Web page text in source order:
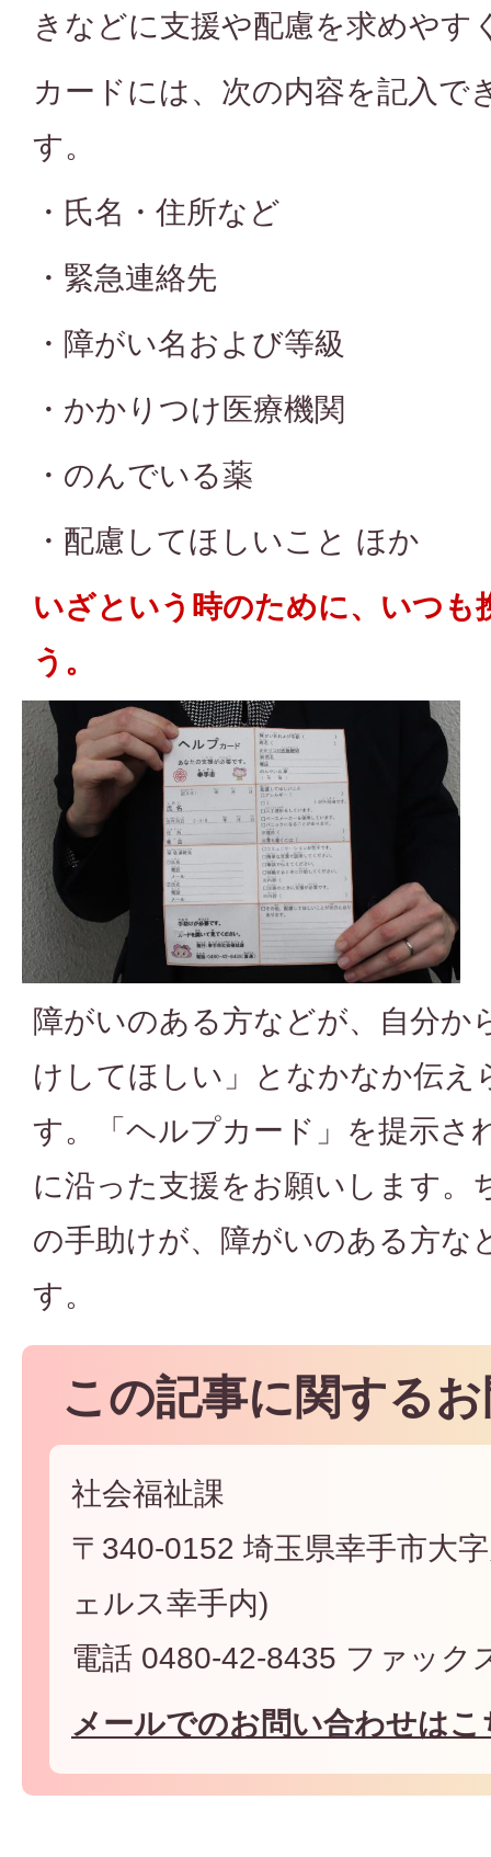
きなどに支援や配慮を求めやす
カードには、次の内容を記入で
す。
・氏名・住所など
・緊急連絡先
・障がい名および等級
・かかりつけ医療機関
・のんでいる薬
・配慮してほしいこと ほか
いざという時のために、いつも
う。
障がいのある方などが、自分か
けしてほしい」となかなか伝え
す。「ヘルプカード」を提示さ
に沿った支援をお願いします。
の手助けが、障がいのある方な
す。
この記事に関する
社会福祉課
〒340-0152 埼玉県幸手市大
ェルス幸手内)
電話 0480-42-8435 ファック
メールでのお問い合わせは